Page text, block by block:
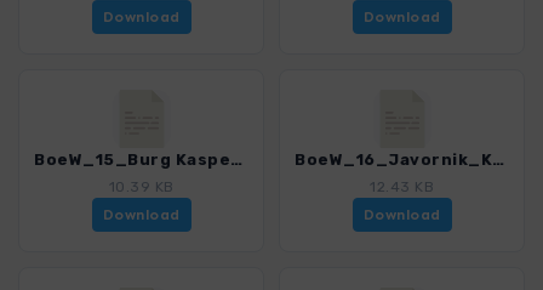
Download
Download
BoeW_15_Burg Kasperk.gpx
10.39 KB
Download
BoeW_16_Javornik_Kralovsky kamen.gpx
12.43 KB
Download